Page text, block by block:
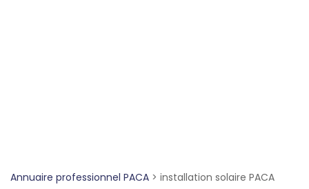
Annuaire professionnel PACA > installation solaire PACA